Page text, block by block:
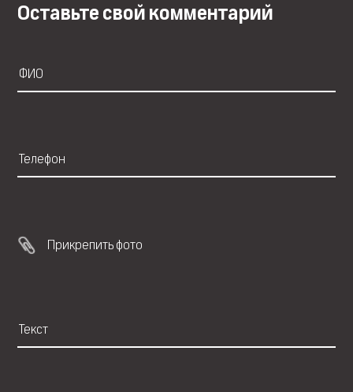
Оставьте свой комментарий
Прикрепить фото